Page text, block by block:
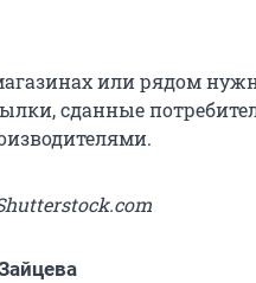
или рядом
сданные